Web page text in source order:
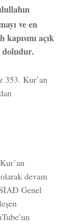
ve en
açık
doludur.
353. Kur’an
devam
Genel